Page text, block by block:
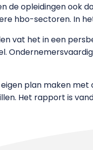
de opleidingen ook
hbo-sectoren. In
vat het in een
plan maken
Het rapport is